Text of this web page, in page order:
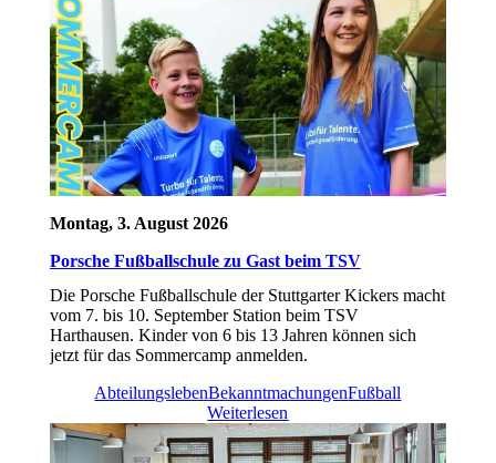
Montag, 3. August 2026
Porsche Fußballschule zu Gast beim TSV
Die Porsche Fußballschule der Stuttgarter Kickers macht
vom 7. bis 10. September Station beim TSV
Harthausen. Kinder von 6 bis 13 Jahren können sich
jetzt für das Sommercamp anmelden.
AbteilungslebenBekanntmachungenFußball
Weiterlesen